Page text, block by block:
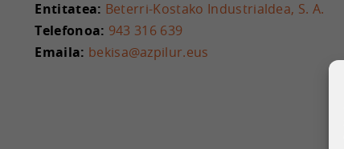
Entitatea: Beterri-Kostako Industrialdea, S. A.
Telefonoa: 943 316 639
Emaila: bekisa@azpilur.eus